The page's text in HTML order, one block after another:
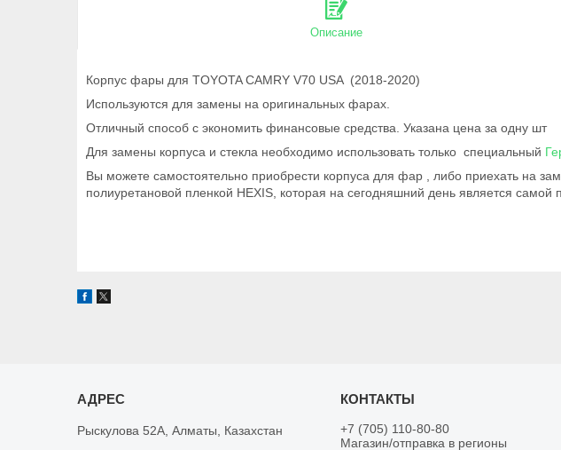
Описание
Корпус фары для TOYOTA CAMRY V70 USA (2018-2020)
Используются для замены на оригинальных фарах.
Отличный способ с экономить финансовые средства. Указана цена за одну шт
Для замены корпуса и стекла необходимо использовать только специальный
Вы можете самостоятельно приобрести корпуса для фар , либо приехать на
полиуретановой пленкой HEXIS, которая на сегодняшний день является самой
Рыскулова 52А, Алматы, Казахстан
+7 (705) 110-80-80
Магазин/отправка в регионы